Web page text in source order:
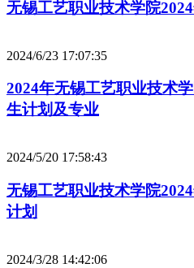
无锡工艺职业技术学院
2024/6/23 17:07:35
2024年无锡工艺职业技术
生计划及专业
2024/5/20 17:58:43
无锡工艺职业技术学院
计划
2024/3/28 14:42:06